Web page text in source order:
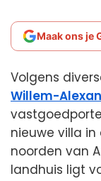
Maak ons je
Volgens
Willem-
nieuwe villa in
noorden van
landhuis ligt